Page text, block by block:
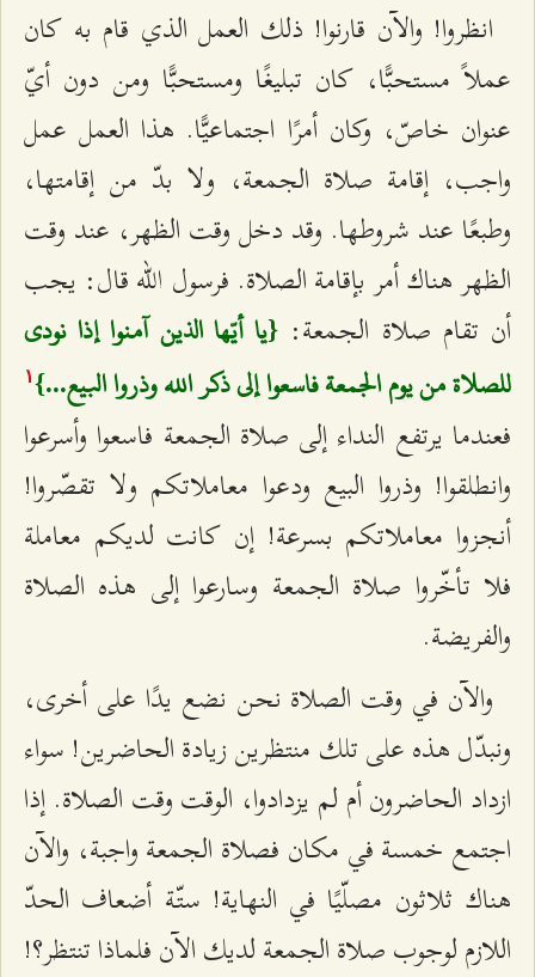
انظروا! والآن قارنوا! ذلك العمل الذي قام به كان
عملاً مستحبًّا، كان تبليغًا ومستحبًّا ومن دون أيّ
عنوان خاصّ، وكان أمرًا اجتماعيًّا. هذا العمل عمل
واجب، إقامة صلاة الجمعة، ولا بدّ من إقامتها،
وطبعًا عند شروطها. وقد دخل وقت الظهر، عند وقت
الظهر هناك أمر بإقامة الصلاة. فرسول الله قال: يجب
أن تقام صلاة الجمعة: {يا أيّها الذين آمنوا إذا نودي
للصلاة من يوم الجمعة فاسعوا إلى ذكر الله وذروا البيع...}۱
فعندما يرتفع النداء إلى صلاة الجمعة فاسعوا وأسرعوا
وانطلقوا! وذروا البيع ودعوا معاملاتكم ولا تقصّروا!
أنجزوا معاملاتكم بسرعة! إن كانت لديكم معاملة
فلا تأخّروا صلاة الجمعة وسارعوا إلى هذه الصلاة
والفريضة.
والآن في وقت الصلاة نحن نضع يدًا على أخرى،
ونبدّل هذه على تلك منتظرين زيادة الحاضرين! سواء
ازداد الحاضرون أم لم يزدادوا، الوقت وقت الصلاة. إذا
اجتمع خمسة في مكان فصلاة الجمعة واجبة، والآن
هناك ثلاثون مصلّيًا في النهاية! ستّة أضعاف الحدّ
اللازم لوجوب صلاة الجمعة لديك الآن فلماذا تنتظر؟!